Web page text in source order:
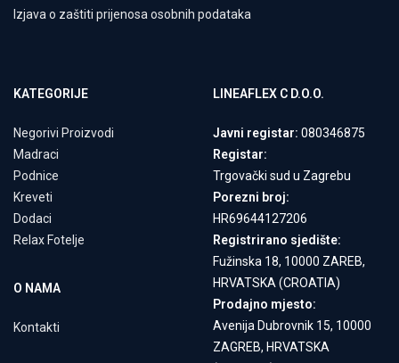
Izjava o zaštiti prijenosa osobnih podataka
KATEGORIJE
Negorivi Proizvodi
Madraci
Podnice
Kreveti
Dodaci
Relax Fotelje
O NAMA
Kontakti
LINEAFLEX C D.O.O.
Javni registar: 080346875
Registar:
Trgovački sud u Zagrebu
Porezni broj:
HR69644127206
Registrirano sjedište:
Fužinska 18, 10000 ZAREB,
HRVATSKA (CROATIA)
Prodajno mjesto:
Avenija Dubrovnik 15, 10000
ZAGREB, HRVATSKA